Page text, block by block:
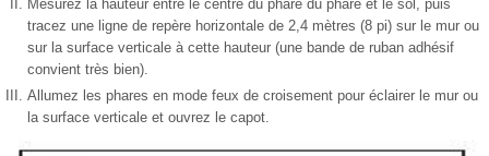
Mesurez la hauteur entre le centre du phare du phare et le sol, puis
tracez une ligne de repère horizontale de 2,4 mètres (8 pi) sur le mur ou
sur la surface verticale à cette hauteur (une bande de ruban adhésif
convient très bien).
Allumez les phares en mode feux de croisement pour éclairer le mur ou
la surface verticale et ouvrez le capot.